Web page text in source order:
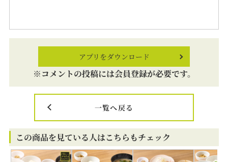
アプリをダウンロード
※コメントの投稿には会員登録が必要です。
一覧へ戻る
この商品を見ている人はこちらもチェック